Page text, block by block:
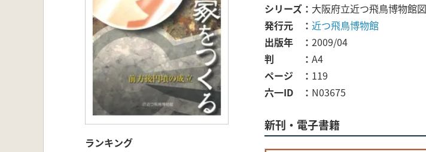
ランキング
シリーズ
大阪府立近つ飛鳥博物館
発行元
近つ飛鳥博物館
出版年
2009/04
判
A4
ページ
119
六一ID
N03675
新刊・電子書籍